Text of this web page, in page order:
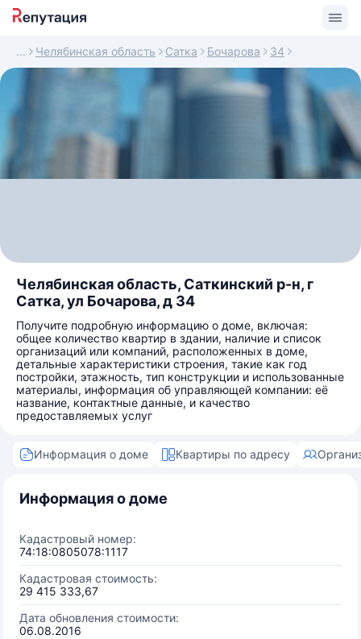
Челябинская область Сатка Бочарова 34
Челябинская область, Саткинский р-н, г
Сатка, ул Бочарова, д 34
Получите подробную информацию о доме, включая:
общее количество квартир в здании, наличие и список
организаций или компаний, расположенных в доме,
детальные характеристики строения, такие как год
постройки, этажность, тип конструкции и использованные
материалы, информация об управляющей компании: её
название, контактные данные, и качество
предоставляемых услуг
Информация о доме Квартиры по адресу
Информация о доме
Кадастровый номер:
74:18:0805078:1117
Кадастровая стоимость:
29 415 333,67
Дата обновления стоимости:
06.08.2016